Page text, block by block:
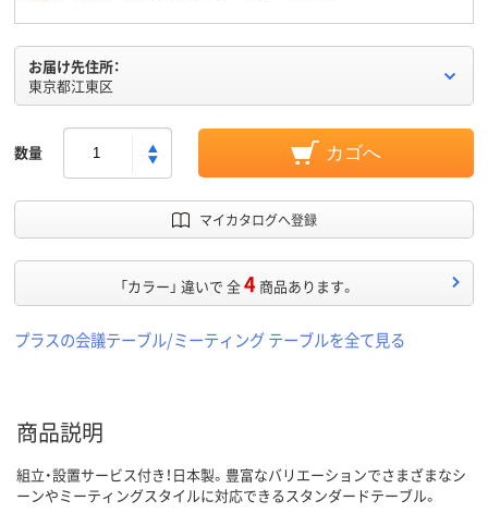
お届け先住所：
東京都江東区
数量 カゴへ
マイカタログへ登録
「カラー」 違いで 全4 商品あります。
プラスの会議テーブル/ミーティング テーブルを全て見る
商品説明
組立・設置サービス付き！日本製。豊富なバリエーションでさまざまなシ
ーンやミーティングスタイルに対応できるスタンダードテーブル。